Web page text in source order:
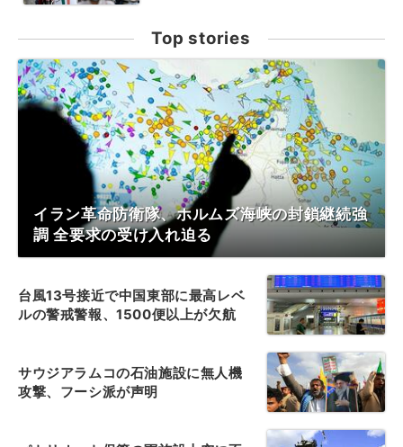
Top stories
イラン革命防衛隊、ホルムズ海峡の封鎖継続強
調 全要求の受け入れ迫る
台風13号接近で中国東部に最高レベ
ルの警戒警報、1500便以上が欠航
サウジアラムコの石油施設に無人機
攻撃、フーシ派が声明